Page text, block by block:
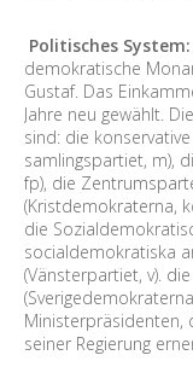
Politisches System:
demokratische
Gustaf. Das
Jahre neu gewählt.
sind: die
samlingspartiet, m),
fp), die
(Kristdemokraterna,
die
socialdemokratiska
(Vänsterpartiet, v).
Ministerpräsidenten,
seiner Regierung